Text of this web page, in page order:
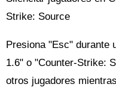
Strike: Source
Presiona "Esc" durante
1.6" o "Counter-Strike:
otros jugadores